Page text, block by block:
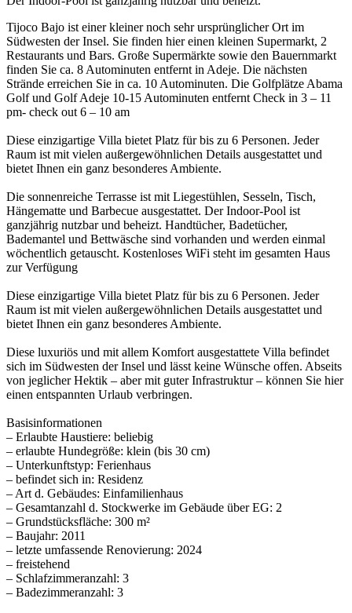
Tijoco Bajo ist einer kleiner noch sehr ursprünglicher Ort im
Südwesten der Insel. Sie finden hier einen kleinen Supermarkt, 2
Restaurants und Bars. Große Supermärkte sowie den Bauernmarkt
finden Sie ca. 8 Autominuten entfernt in Adeje. Die nächsten
Strände erreichen Sie in ca. 10 Autominuten. Die Golfplätze Abama
Golf und Golf Adeje 10-15 Autominuten entfernt Check in 3 – 11
pm- check out 6 – 10 am
Diese einzigartige Villa bietet Platz für bis zu 6 Personen. Jeder
Raum ist mit vielen außergewöhnlichen Details ausgestattet und
bietet Ihnen ein ganz besonderes Ambiente.
Die sonnenreiche Terrasse ist mit Liegestühlen, Sesseln, Tisch,
Hängematte und Barbecue ausgestattet. Der Indoor-Pool ist
ganzjährig nutzbar und beheizt. Handtücher, Badetücher,
Bademantel und Bettwäsche sind vorhanden und werden einmal
wöchentlich getauscht. Kostenloses WiFi steht im gesamten Haus
zur Verfügung
Diese einzigartige Villa bietet Platz für bis zu 6 Personen. Jeder
Raum ist mit vielen außergewöhnlichen Details ausgestattet und
bietet Ihnen ein ganz besonderes Ambiente.
Diese luxuriös und mit allem Komfort ausgestattete Villa befindet
sich im Südwesten der Insel und lässt keine Wünsche offen. Abseits
von jeglicher Hektik – aber mit guter Infrastruktur – können Sie hier
einen entspannten Urlaub verbringen.
Basisinformationen
– Erlaubte Haustiere: beliebig
– erlaubte Hundegröße: klein (bis 30 cm)
– Unterkunftstyp: Ferienhaus
– befindet sich in: Residenz
– Art d. Gebäudes: Einfamilienhaus
– Gesamtanzahl d. Stockwerke im Gebäude über EG: 2
– Grundstücksfläche: 300 m²
– Baujahr: 2011
– letzte umfassende Renovierung: 2024
– freistehend
– Schlafzimmeranzahl: 3
– Badezimmeranzahl: 3